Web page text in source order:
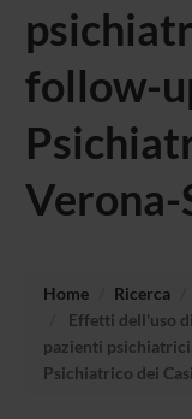
follow-
Verona-
Home Ricerca
Effetti dell'uso
pazienti
Psichiatrico dei